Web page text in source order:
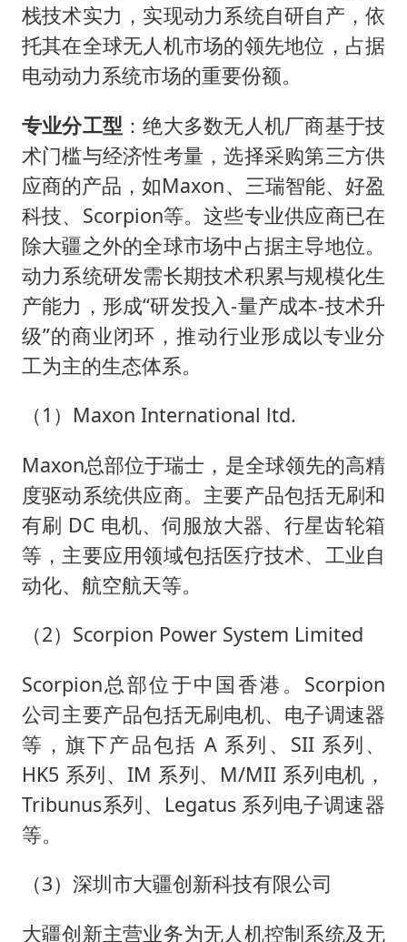
栈技术实力，实现动力系统自研自产，依
托其在全球无人机市场的领先地位，占据
电动动力系统市场的重要份额。
专业分工型 ：绝大多数无人机厂商基于技
术门槛与经济性考量，选择采购第三方供
应商的产品，如Maxon、三瑞智能、好盈
科技、Scorpion等。这些专业供应商已在
除大疆之外的全球市场中占据主导地位。
动力系统研发需长期技术积累与规模化生
产能力，形成“研发投入-量产成本-技术升
级”的商业闭环，推动行业形成以专业分
工为主的生态体系。
（1）Maxon International ltd.
Maxon总部位于瑞士，是全球领先的高精
度驱动系统供应商。主要产品包括无刷和
有刷 DC 电机、伺服放大器、行星齿轮箱
等，主要应用领域包括医疗技术、工业自
动化、航空航天等。
（2）Scorpion Power System Limited
Scorpion总部位于中国香港。Scorpion
公司主要产品包括无刷电机、电子调速器
等，旗下产品包括 A 系列、SII 系列、
HK5 系列、IM 系列、M/MII 系列电机，
Tribunus系列、Legatus 系列电子调速器
等。
（3）深圳市大疆创新科技有限公司
大疆创新主营业务为无人机控制系统及无